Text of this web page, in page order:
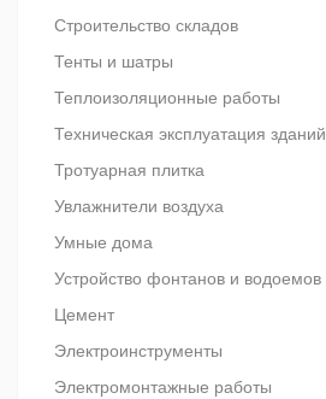
Строительство складов
Тенты и шатры
Теплоизоляционные работы
Техническая эксплуатация зданий
Тротуарная плитка
Увлажнители воздуха
Умные дома
Устройство фонтанов и водоемов
Цемент
Электроинструменты
Электромонтажные работы